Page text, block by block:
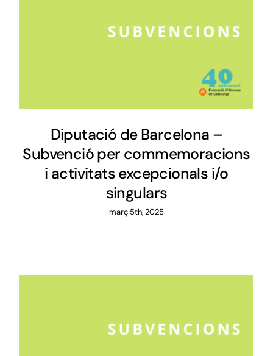
Diputació de Barcelona –
Subvenció per commemoracions
i activitats excepcionals i/o
singulars
març 5th, 2025